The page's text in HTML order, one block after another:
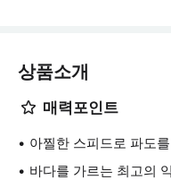
상품소개
매력포인트
아찔한 스피드로 파도
바다를 가르는 최고의